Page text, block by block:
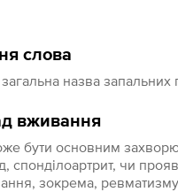
слова
назва запальних
вживання
бути основним
спонділоартрит, чи
зокрема,